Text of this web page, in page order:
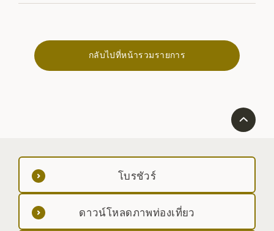
กลับไปที่หน้ารวมรายการ
โบรชัวร์
ดาวน์โหลดภาพท่องเที่ยว